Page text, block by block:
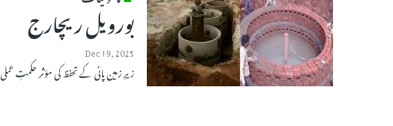
بورویل ریچارج
Dec 19, 2025
زیرِ زمین پانی کے تحفظ کی مؤثر حکمتِ عملی